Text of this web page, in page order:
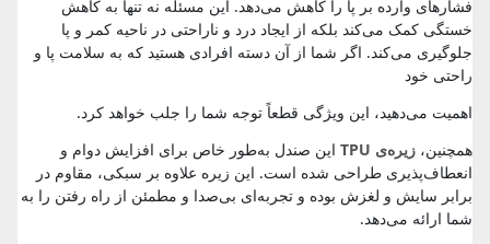
فشارهای وارده بر پا را کاهش می‌دهد. این مسئله نه تنها به کاهش
خستگی کمک می‌کند بلکه از ایجاد درد و ناراحتی در ناحیه کمر و پا
جلوگیری می‌کند. اگر شما از آن دسته افرادی هستید که به سلامت پا و
راحتی خود
اهمیت می‌دهید، این ویژگی قطعاً توجه شما را جلب خواهد کرد.
همچنین،زیره‌ی TPU
این صندل به‌طور خاص برای افزایش دوام و
انعطاف‌پذیری طراحی شده است. این زیره علاوه بر سبکی، مقاوم در
برابر سایش و لغزش بوده و تجربه‌ای بی‌صدا و مطمئن از راه رفتن را به
شما ارائه می‌دهد.